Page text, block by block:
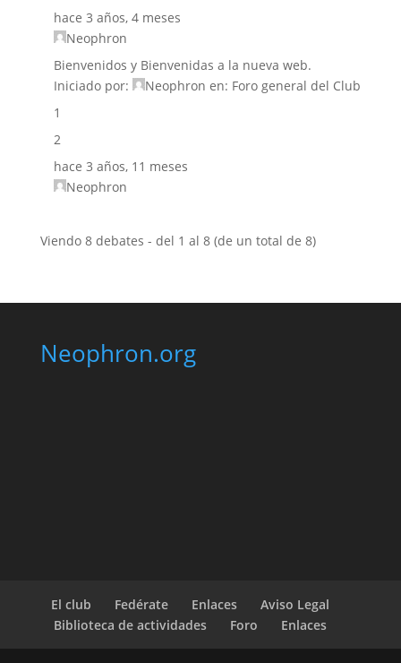
hace 3 años, 4 meses
Neophron
Bienvenidos y Bienvenidas a la nueva web.
Iniciado por:
Neophron en: Foro general del Club
1
2
hace 3 años, 11 meses
Neophron
Viendo 8 debates - del 1 al 8 (de un total de 8)
Neophron.org
El club Fedérate Enlaces
Aviso Legal
Biblioteca de actividades
Foro Enlaces